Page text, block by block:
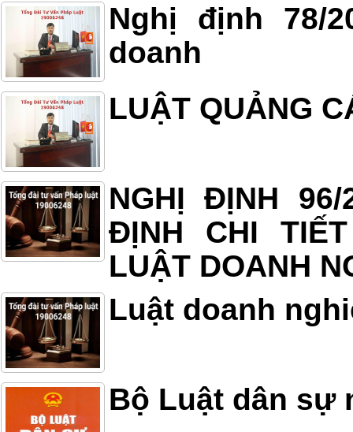
Nghị định 78/
doanh
LUẬT QUẢNG
NGHỊ ĐỊNH
ĐỊNH CHI
LUẬT DOANH
Luật doanh
Bộ Luật dân sự